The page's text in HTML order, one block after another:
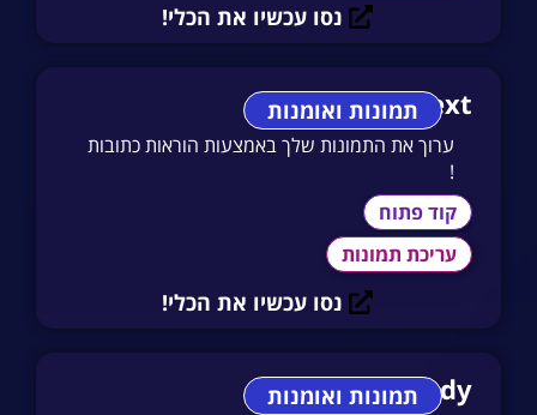
נסו עכשיו את הכלי!
תמונות ואומנות
Paint By Text
ערוך את התמונות שלך באמצעות הוראות כתובות
!
קוד פתוח
עריכת תמונות
נסו עכשיו את הכלי!
תמונות ואומנות
Image Candy